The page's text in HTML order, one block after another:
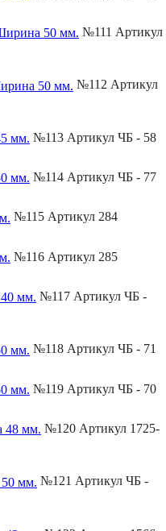
№111 Артикул
№112 Артикул
№113 Артикул ЧБ - 58
№114 Артикул ЧБ - 77
№115 Артикул 284
№116 Артикул 285
№117 Артикул ЧБ -
№118 Артикул ЧБ - 71
№119 Артикул ЧБ - 70
№120 Артикул 1725-
№121 Артикул ЧБ -